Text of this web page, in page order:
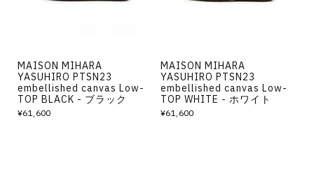
MAISON MIHARA
YASUHIRO PTSN23
embellished canvas Low-
TOP BLACK - ブラック
¥61,600
MAISON MIHARA
YASUHIRO PTSN23
embellished canvas Low-
TOP WHITE - ホワイト
¥61,600